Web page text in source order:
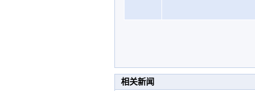
相关新闻